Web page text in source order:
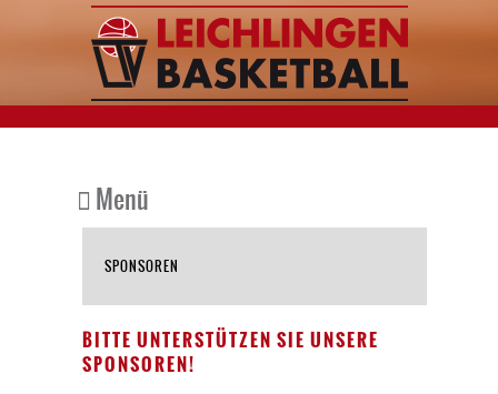
Menü
SPONSOREN
BITTE UNTERSTÜTZEN SIE UNSERE
SPONSOREN!